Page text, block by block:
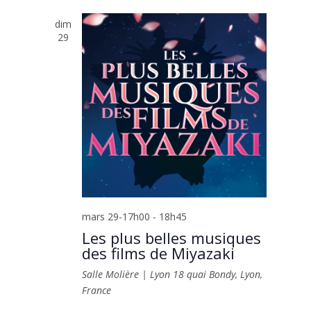
dim
29
mars 29-17h00 - 18h45
Les plus belles musiques
des films de Miyazaki
Salle Molière | Lyon 18 quai Bondy, Lyon,
France